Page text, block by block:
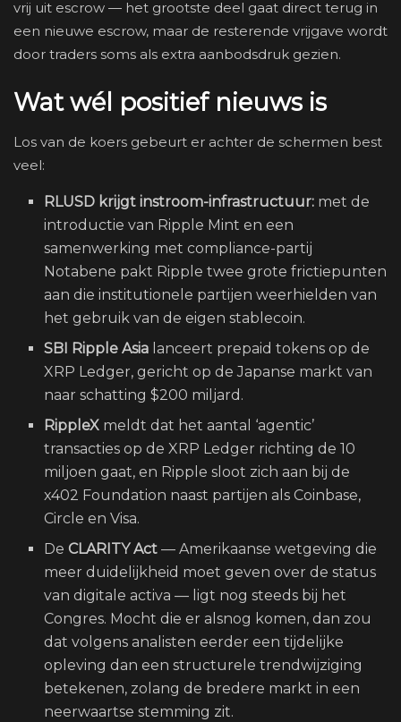
vrij uit escrow — het grootste deel gaat direct terug in
een nieuwe escrow, maar de resterende vrijgave wordt
door traders soms als extra aanbodsdruk gezien.
Wat wél positief nieuws is
Los van de koers gebeurt er achter de schermen best
veel:
RLUSD krijgt instroom-infrastructuur: met de
introductie van Ripple Mint en een
samenwerking met compliance-partij
Notabene pakt Ripple twee grote frictiepunten
aan die institutionele partijen weerhielden van
het gebruik van de eigen stablecoin.
SBI Ripple Asia lanceert prepaid tokens op de
XRP Ledger, gericht op de Japanse markt van
naar schatting $200 miljard.
RippleX meldt dat het aantal ‘agentic’
transacties op de XRP Ledger richting de 10
miljoen gaat, en Ripple sloot zich aan bij de
x402 Foundation naast partijen als Coinbase,
Circle en Visa.
DeCLARITY Act — Amerikaanse wetgeving die
meer duidelijkheid moet geven over de status
van digitale activa — ligt nog steeds bij het
Congres. Mocht die er alsnog komen, dan zou
dat volgens analisten eerder een tijdelijke
opleving dan een structurele trendwijziging
betekenen, zolang de bredere markt in een
neerwaartse stemming zit.